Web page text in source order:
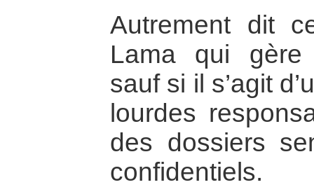
Autrement dit
Lama qui gère
sauf si il s’agit
lourdes
des dossiers
confidentiels.